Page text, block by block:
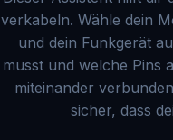
verkabeln. Wähle dein
und dein Funkgerät
musst und welche Pins
miteinander
sicher, dass